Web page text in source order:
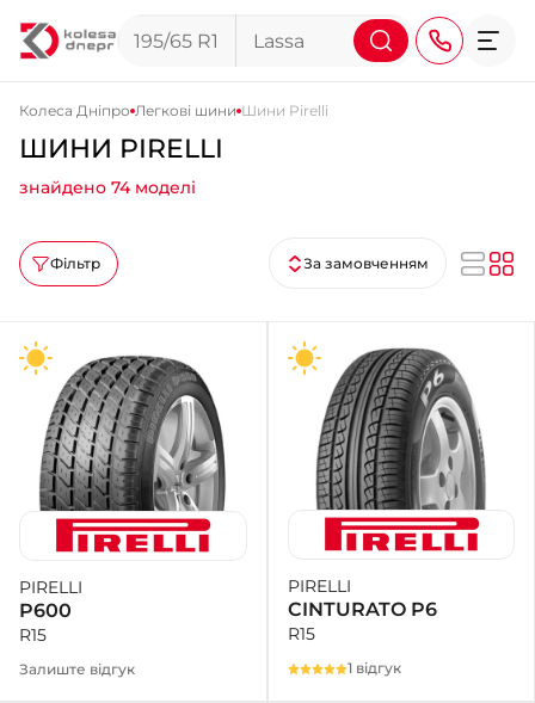
+38 (095) 276-44-44
+38 (067) 911-14-14
- на Щепкіна
+38 (098) 911-911-0
- на Тополі
+38 (098) 911-911-4
- на Калиновій
+38 (077) 7-184-184
- Донецьке шосе
+38 (050)-911-911-2
- Щепкіна
+38 (099)-643-33-77
- Тополь
Колеса Дніпро Легкові шини Шини Pirelli
ШИНИ PIRELLI
знайдено 74 моделі
Фільтр За замовченням
PIRELLI
P600
R15
Залиште відгук
PIRELLI
CINTURATO P6
R15
1 відгук